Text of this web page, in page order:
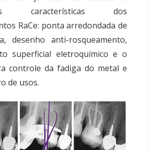
características dos
RaCe: ponta arredondada de
desenho anti-rosqueamento,
superficial eletroquímico e o
controle da fadiga do metal e
de usos.